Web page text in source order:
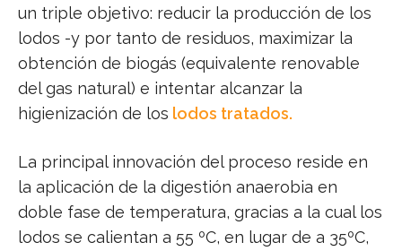
un triple objetivo: reducir la producción de los
lodos -y por tanto de residuos, maximizar la
obtención de biogás (equivalente renovable
del gas natural) e intentar alcanzar la
higienización de los lodos tratados.
La principal innovación del proceso reside en
la aplicación de la digestión anaerobia en
doble fase de temperatura, gracias a la cual los
lodos se calientan a 55 ºC, en lugar de a 35ºC,